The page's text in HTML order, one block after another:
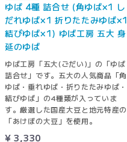
ゆば 4種 詰合せ (角ゆば×1 し
だれゆば×1 折りたたみゆば×1
結びゆば×1) ゆば工房 五大 身
延のゆば
ゆば工房「五大(ごだい)」の「ゆば
詰合せ」です。五大の人気商品「角
ゆば・垂れゆば・折りたたみゆば・
結びゆば」の4種類が入っていま
す。厳選した国産大豆と地元特産の
「あけぼの大豆」を使用。
¥ 3,330